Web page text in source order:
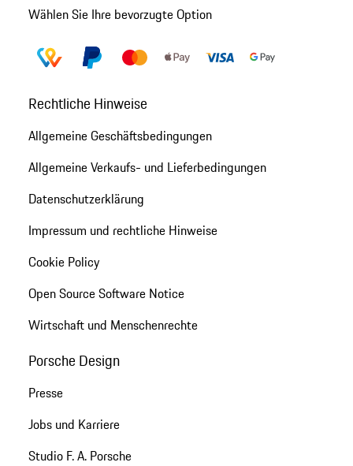
Wählen Sie Ihre bevorzugte Option
Rechtliche Hinweise
Allgemeine Geschäftsbedingungen
Allgemeine Verkaufs- und Lieferbedingungen
Datenschutzerklärung
Impressum und rechtliche Hinweise
Cookie Policy
Open Source Software Notice
Wirtschaft und Menschenrechte
Porsche Design
Presse
Jobs und Karriere
Studio F. A. Porsche